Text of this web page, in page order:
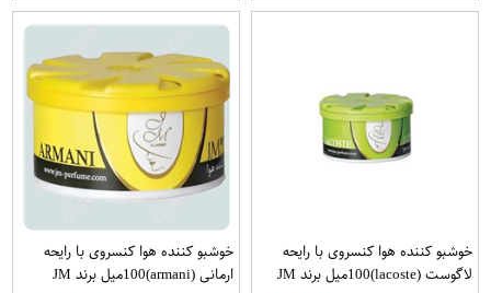
خوشبو کننده هوا کنسروی با رایحه
لاگوست (lacoste)100میل برند JM
خوشبو کننده هوا کنسروی با رایحه
ارمانی (armani)100میل برند JM